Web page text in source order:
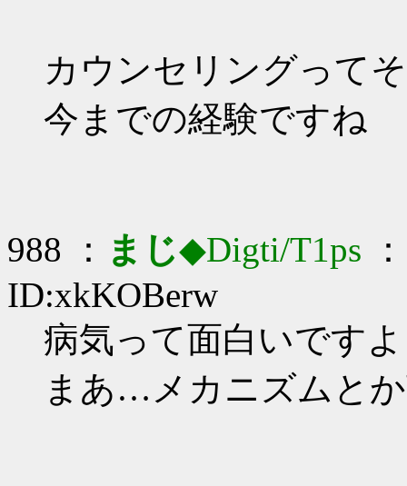
カウンセリングって
今までの経験ですね
988 ： まじ◆Digti/T1ps
ID:xkKOBerw
病気って面白いです
まあ…メカニズムと